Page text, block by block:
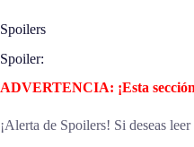
Spoilers
Spoiler:
ADVERTENCIA: ¡Esta
¡Alerta de Spoilers! Si deseas